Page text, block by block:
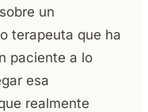
un
terapeuta que ha
paciente a lo
esa
realmente